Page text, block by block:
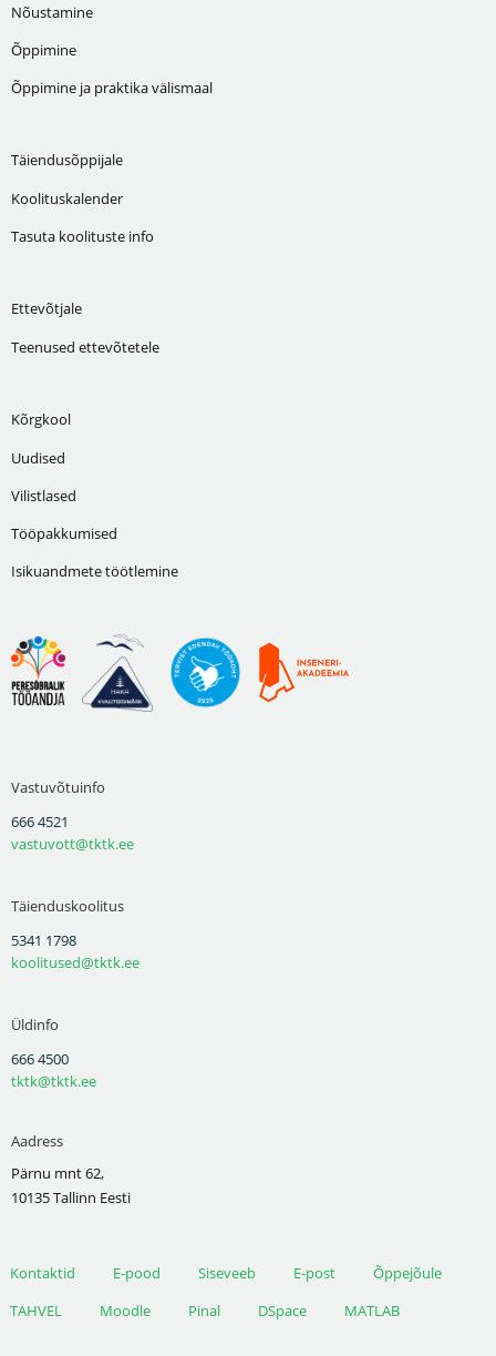
Nõustamine
Õppimine
Õppimine ja praktika välismaal
Täiendusõppijale
Koolituskalender
Tasuta koolituste info
Ettevõtjale
Teenused ettevõtetele
Kõrgkool
Uudised
Vilistlased
Tööpakkumised
Isikuandmete töötlemine
Vastuvõtuinfo
666 4521
vastuvott@tktk.ee
Täienduskoolitus
5341 1798
koolitused@tktk.ee
Üldinfo
666 4500
tktk@tktk.ee
Aadress
Pärnu mnt 62,
10135 Tallinn Eesti
Kontaktid E-pood Siseveeb E-post
Õppejõule
TAHVEL
Moodle Pinal DSpace MATLAB